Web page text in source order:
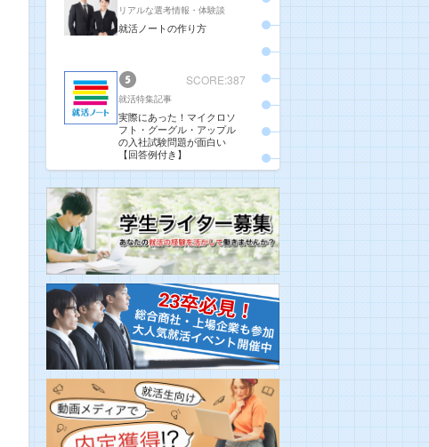
リアルな選考情報・体験談
就活ノートの作り方
SCORE:387
就活特集記事
実際にあった！マイクロソ
フト・グーグル・アップル
の入社試験問題が面白い
【回答例付き】